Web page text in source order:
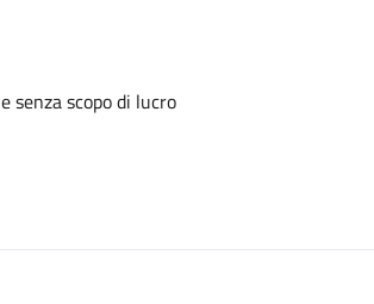
senza scopo di lucro